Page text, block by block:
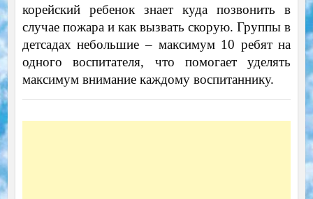
корейский ребенок знает куда позвонить в
случае пожара и как вызвать скорую. Группы в
детсадах небольшие – максимум 10 ребят на
одного воспитателя, что помогает уделять
максимум внимание каждому воспитаннику.